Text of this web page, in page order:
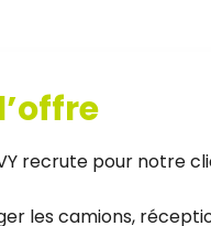
recrute pour notre
les camions,